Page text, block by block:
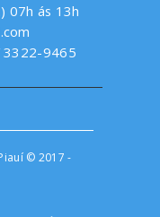
07h ás 13h
3322-9465
© 2017 -